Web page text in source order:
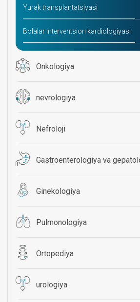
Yurak transplantatsiyasi
Bolalar interventsion kardiologiyasi
Onkologiya
nevrologiya
Nefroloji
Gastroenterologiya va
Ginekologiya
Pulmonologiya
Ortopediya
urologiya